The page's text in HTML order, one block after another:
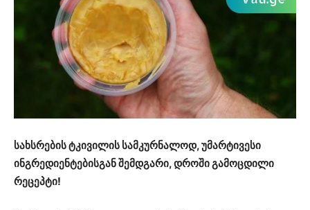
სახსრების ტკივილის სამკურნალოდ, უმარტივესი
ინგრედიენტებისგან შემდგარი, დროში გამოცდილი
რეცეპტი!